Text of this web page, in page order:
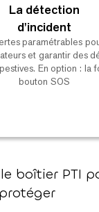
La détection
d'incident
paramétrables
et garantir des
En option : la
bouton SOS
boîtier PTI